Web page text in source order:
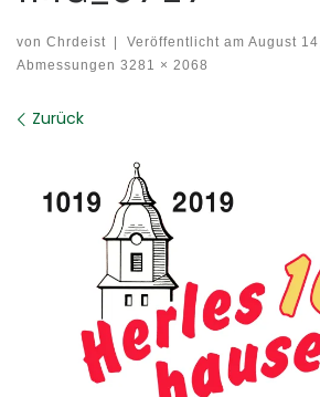
von Chrdeist | Veröffentlicht am August
Abmessungen 3281 × 2068
Bilder Navigation
Zurück